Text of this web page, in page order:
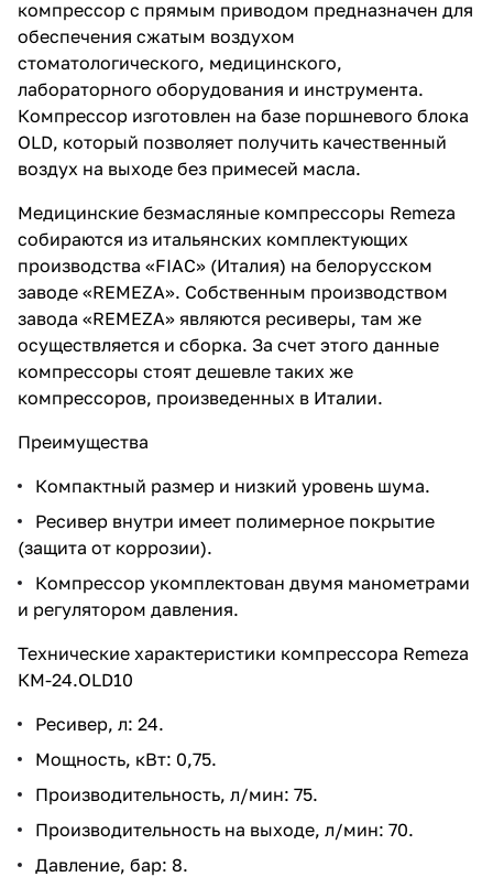
компрессор с прямым приводом предназначен для
обеспечения сжатым воздухом
стоматологического, медицинского,
лабораторного оборудования и инструмента.
Компрессор изготовлен на базе поршневого блока
OLD, который позволяет получить качественный
воздух на выходе без примесей масла.
Медицинские безмасляные компрессоры Remeza
собираются из итальянских комплектующих
производства «FIAC» (Италия) на белорусском
заводе «REMEZA». Собственным производством
завода «REMEZA» являются ресиверы, там же
осуществляется и сборка. За счет этого данные
компрессоры стоят дешевле таких же
компрессоров, произведенных в Италии.
Преимущества
Компактный размер и низкий уровень шума.
Ресивер внутри имеет полимерное покрытие
(защита от коррозии).
Компрессор укомплектован двумя манометрами
и регулятором давления.
Технические характеристики компрессора Remeza
КМ-24.OLD10
Ресивер, л: 24.
Мощность, кВт: 0,75.
Производительность, л/мин: 75.
Производительность на выходе, л/мин: 70.
Давление, бар: 8.